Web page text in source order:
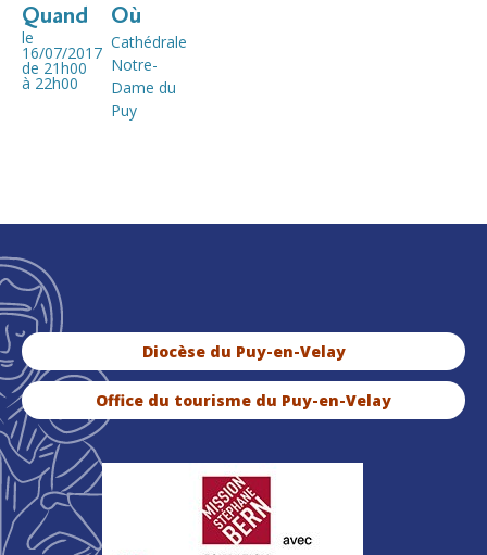
Quand
le
16/07/2017
de 21h00
à 22h00
Où
Cathédrale
Notre-
Dame du
Puy
Diocèse du Puy-en-Velay
Office du tourisme du Puy-en-Velay